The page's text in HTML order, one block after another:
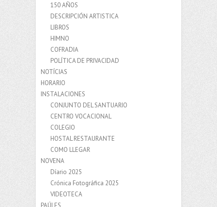
150 AÑOS
DESCRIPCIÓN ARTISTICA
LIBROS
HIMNO
COFRADIA
POLÍTICA DE PRIVACIDAD
NOTÍCIAS
HORARIO
INSTALACIONES
CONJUNTO DEL SANTUARIO
CENTRO VOCACIONAL
COLEGIO
HOSTAL RESTAURANTE
COMO LLEGAR
NOVENA
Díario 2025
Crónica Fotográfica 2025
VIDEOTECA
PAÚLES